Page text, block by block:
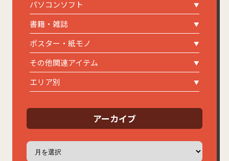
パソコンソフト
書籍・雑誌
ポスター・紙モノ
その他関連アイテム
エリア別
アーカイブ
ア